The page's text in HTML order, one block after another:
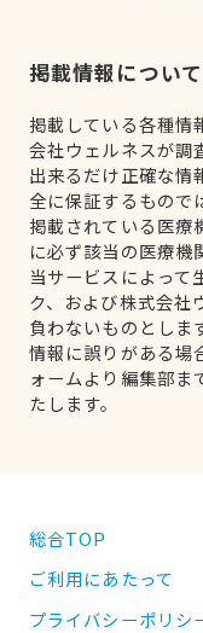
掲載情報について
掲載している各種情
会社ウェルネスが調
出来るだけ正確な情
全に保証するもので
掲載されている医療
に必ず該当の医療機
当サービスによって
ク、および株式会社
負わないものとしま
情報に誤りがある場
ォームより編集部ま
たします。
総合TOP
ご利用にあたって
プライバシーポリシ